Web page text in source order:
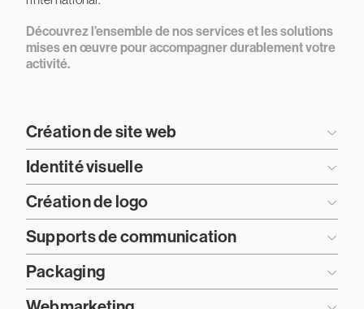
Découvrez l’ensemble de nos services et les solutions
mises en œuvre pour accompagner durablement votre
activité.
Création de site web
Identité visuelle
Création de logo
Supports de communication
Packaging